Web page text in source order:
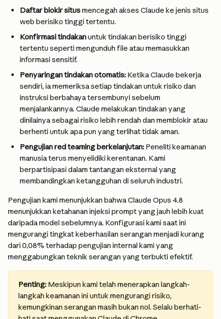
Daftar blokir situs mencegah akses Claude ke jenis situs
web berisiko tinggi tertentu.
Konfirmasi tindakan untuk tindakan berisiko tinggi
tertentu seperti mengunduh file atau memasukkan
informasi sensitif.
Penyaringan tindakan otomatis: Ketika Claude bekerja
sendiri, ia memeriksa setiap tindakan untuk risiko dan
instruksi berbahaya tersembunyi sebelum
menjalankannya. Claude melakukan tindakan yang
dinilainya sebagai risiko lebih rendah dan memblokir atau
berhenti untuk apa pun yang terlihat tidak aman.
Pengujian red teaming berkelanjutan: Peneliti keamanan
manusia terus menyelidiki kerentanan. Kami
berpartisipasi dalam tantangan eksternal yang
membandingkan ketangguhan di seluruh industri.
Pengujian kami menunjukkan bahwa Claude Opus 4.8
menunjukkan ketahanan injeksi prompt yang jauh lebih kuat
daripada model sebelumnya. Konfigurasi kami saat ini
mengurangi tingkat keberhasilan serangan menjadi kurang
dari 0,08% terhadap pengujian internal kami yang
menggabungkan teknik serangan yang terbukti efektif.
Penting: Meskipun kami telah menerapkan langkah-
langkah keamanan ini untuk mengurangi risiko,
kemungkinan serangan masih bukan nol. Selalu berhati-